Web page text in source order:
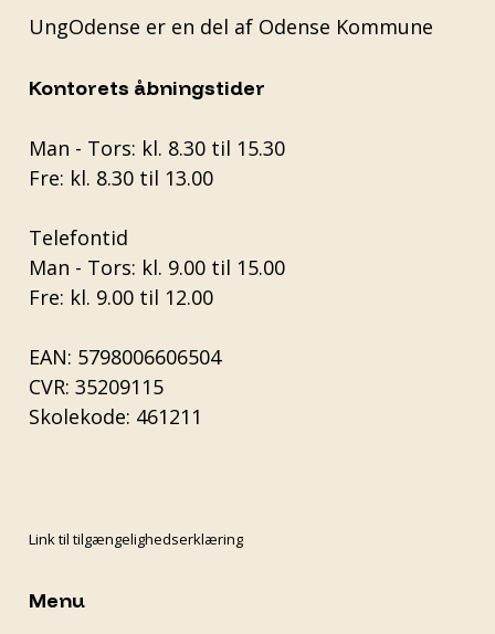
UngOdense er en del af Odense Kommune
Kontorets åbningstider
Man - Tors: kl. 8.30 til 15.30
Fre: kl. 8.30 til 13.00
Telefontid
Man - Tors: kl. 9.00 til 15.00
Fre: kl. 9.00 til 12.00
EAN: 5798006606504
CVR: 35209115
Skolekode: 461211
Link til tilgængelighedserklæring
Menu